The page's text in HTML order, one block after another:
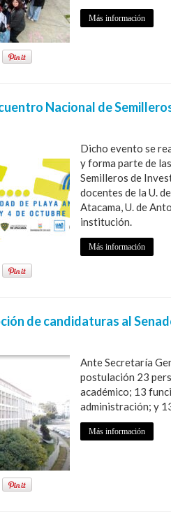
Más información
Nacional de
Dicho evento se
y forma parte de
Semilleros de
docentes de la U.
Atacama, U. de
institución.
Más información
de candidaturas al
Ante Secretaría
postulación 23
académico; 13
administración; y
Más información